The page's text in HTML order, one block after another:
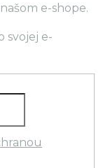
e-shope.
svojej e-